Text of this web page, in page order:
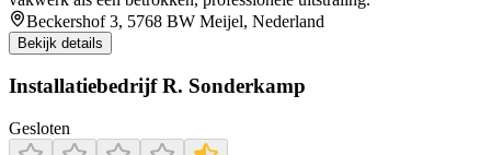
Beckershof 3, 5768 BW Meijel, Nederland
Bekijk details
Installatiebedrijf R. Sonderkamp
Gesloten